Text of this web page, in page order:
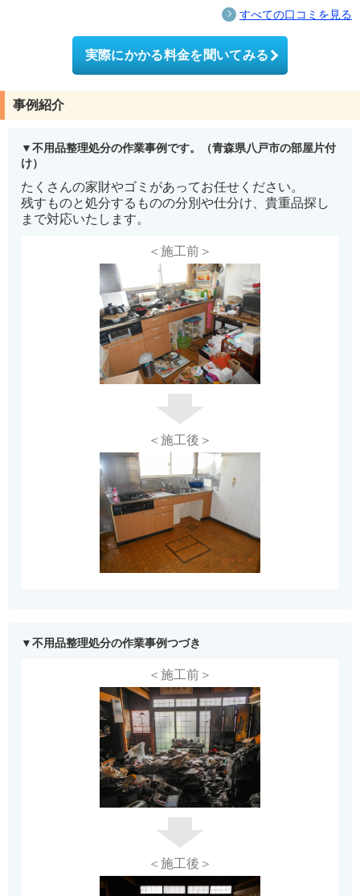
すべての口コミを見る
実際にかかる料金を聞いてみる
事例紹介
不用品整理処分の作業事例です。（青森県八戸市の部屋片付
け）
たくさんの家財やゴミがあってお任せください。
残すものと処分するものの分別や仕分け、貴重品探し
まで対応いたします。
＜施工前＞
＜施工後＞
不用品整理処分の作業事例つづき
＜施工前＞
＜施工後＞